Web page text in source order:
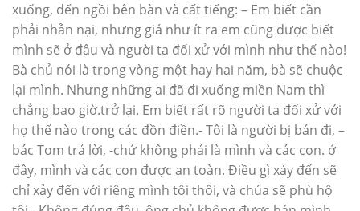
xuống, đến ngồi bên bàn và cất tiếng: – Em biết cần
phải nhẫn nại, nhưng giá như ít ra em cũng được biết
mình sẽ ở đâu và người ta đối xử với mình như thế nào!
Bà chủ nói là trong vòng một hay hai năm, bà sẽ chuộc
lại mình. Nhưng những ai đã đi xuống miền Nam thì
chẳng bao giờ.trở lại. Em biết rất rõ người ta đối xử với
họ thế nào trong các đồn điền.- Tôi là người bị bán đi, –
bác Tom trả lời, -chứ không phải là mình và các con. ở
đây, mình và các con được an toàn. Điều gì xảy đến sẽ
chỉ xảy đến với riêng mình tôi thôi, và chúa sẽ phù hộ